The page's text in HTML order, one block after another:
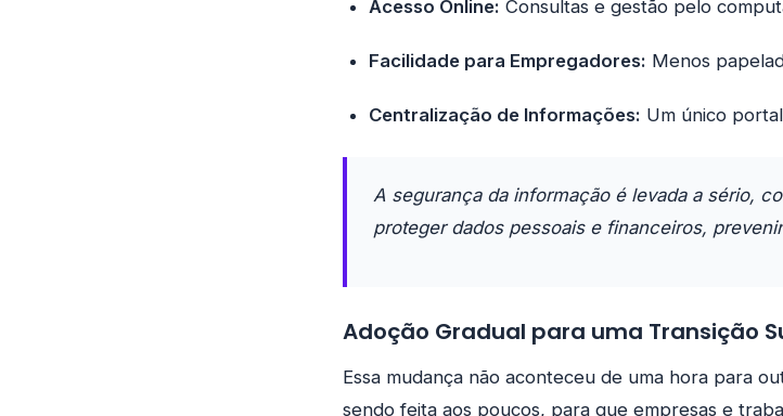
Acesso Online: Consultas e gestão pelo
Facilidade para Empregadores: Menos
Centralização de Informações: Um único
A segurança da informação é levada a sério,
proteger dados pessoais e financeiros,
Adoção Gradual para uma Transição
Essa mudança não aconteceu de uma hora para
sendo feita aos poucos, para que empresas e